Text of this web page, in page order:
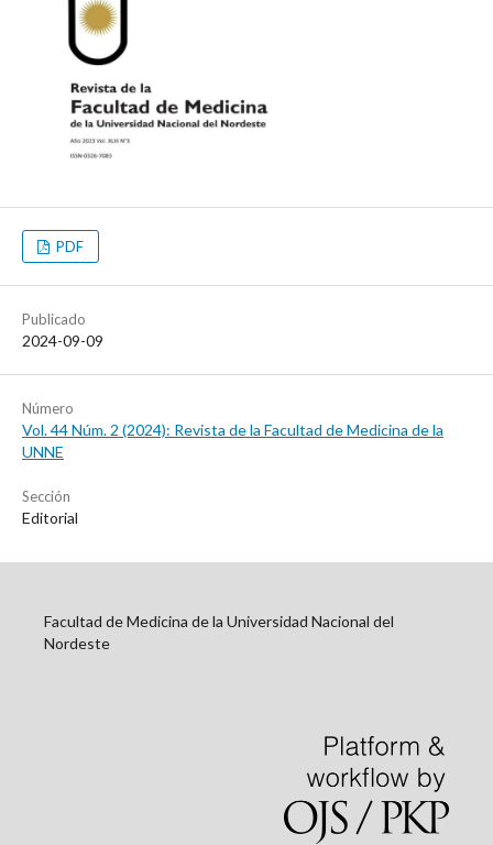
PDF
Publicado
2024-09-09
Número
Vol. 44 Núm. 2 (2024): Revista de la Facultad de Medicina de la
UNNE
Sección
Editorial
Facultad de Medicina de la Universidad Nacional del
Nordeste